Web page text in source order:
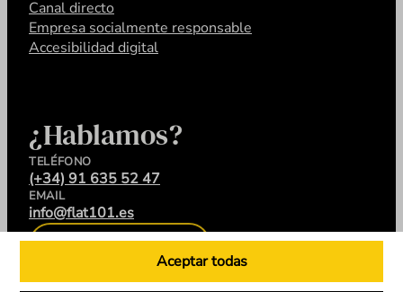
Aceptar todas
Canal directo
Empresa socialmente responsable
Accesibilidad digital
¿Hablamos?
TELÉFONO
(+34) 91 635 52 47
EMAIL
info@flat101.es
CONTACTA